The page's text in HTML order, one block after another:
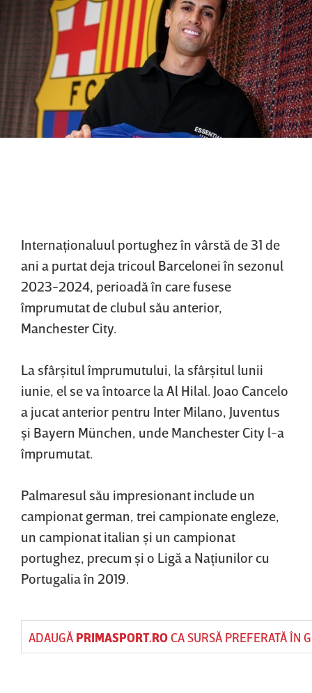
Internaţionaluul portughez în vârstă de 31 de
ani a purtat deja tricoul Barcelonei în sezonul
2023-2024, perioadă în care fusese
împrumutat de clubul său anterior,
Manchester City.
La sfârşitul împrumutului, la sfârşitul lunii
iunie, el se va întoarce la Al Hilal. Joao Cancelo
a jucat anterior pentru Inter Milano, Juventus
şi Bayern München, unde Manchester City l-a
împrumutat.
Palmaresul său impresionant include un
campionat german, trei campionate engleze,
un campionat italian şi un campionat
portughez, precum şi o Ligă a Naţiunilor cu
Portugalia în 2019.
ADAUGĂ PRIMASPORT.ROCA SURSĂ PREFERATĂ ÎN